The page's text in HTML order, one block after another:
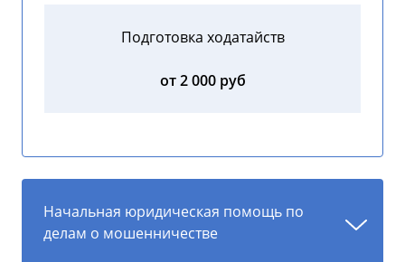
Подготовка ходатайств
от 2 000 руб
Начальная юридическая помощь по
делам о мошенничестве